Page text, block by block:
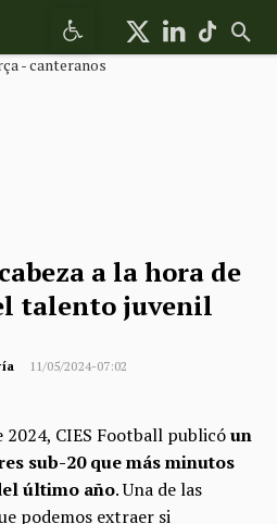
Abrir barra de herramientas
a la hora de
talento juvenil
11/05/2024-07:02
2024, CIES Football publicóun
sub-20 que más minutos
último año. Una de las
podemos extraer si